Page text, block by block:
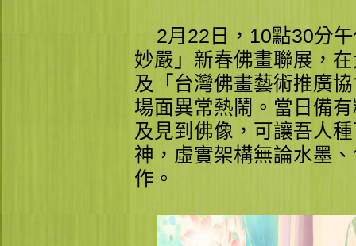
2月22日，10點30分午
妙嚴」新春佛畫聯展，
及「台灣佛畫藝術推廣
場面異常熱鬧。當日備
及見到佛像，可讓吾人
神，虛實架構無論水墨
作。